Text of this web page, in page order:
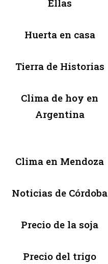
Ellas
Huerta en casa
Tierra de Historias
Clima de hoy en
Argentina
Clima en Mendoza
Noticias de Córdoba
Precio de la soja
Precio del trigo